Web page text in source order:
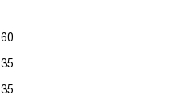
60
35
35